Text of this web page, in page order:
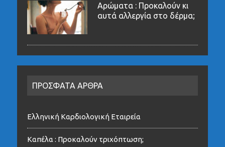
Αρώματα : Προκαλούν κι
αυτά αλλεργία στο δέρμα;
ΠΡΟΣΦΑΤΑ ΑΡΘΡΑ
Ελληνική Καρδιολογική Εταιρεία
Καπέλα : Προκαλούν τριχόπτωση;